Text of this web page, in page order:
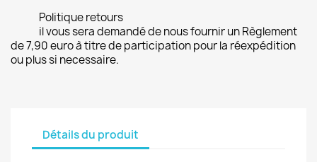
Politique retours
il vous sera demandé de nous fournir un Règlement
de 7,90 euro à titre de participation pour la réexpédition
ou plus si necessaire.
Détails du produit